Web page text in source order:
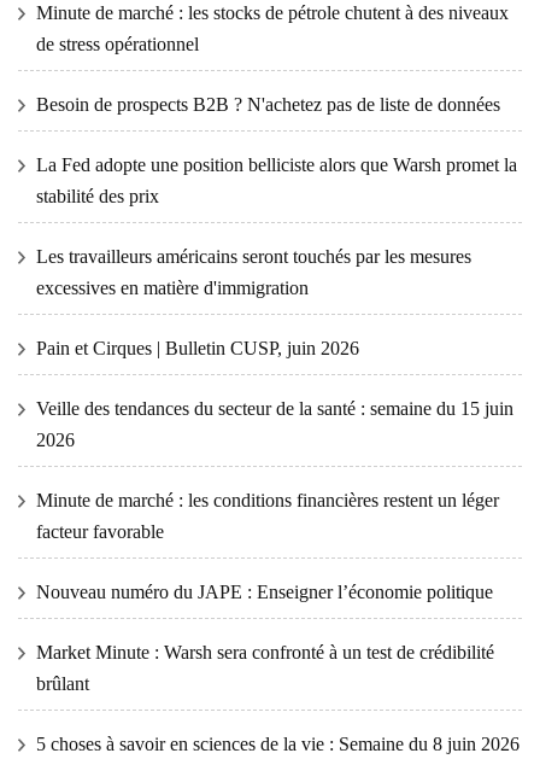
Minute de marché : les stocks de pétrole chutent à des niveaux
de stress opérationnel
Besoin de prospects B2B ? N'achetez pas de liste de données
La Fed adopte une position belliciste alors que Warsh promet la
stabilité des prix
Les travailleurs américains seront touchés par les mesures
excessives en matière d'immigration
Pain et Cirques | Bulletin CUSP, juin 2026
Veille des tendances du secteur de la santé : semaine du 15 juin
2026
Minute de marché : les conditions financières restent un léger
facteur favorable
Nouveau numéro du JAPE : Enseigner l’économie politique
Market Minute : Warsh sera confronté à un test de crédibilité
brûlant
5 choses à savoir en sciences de la vie : Semaine du 8 juin 2026